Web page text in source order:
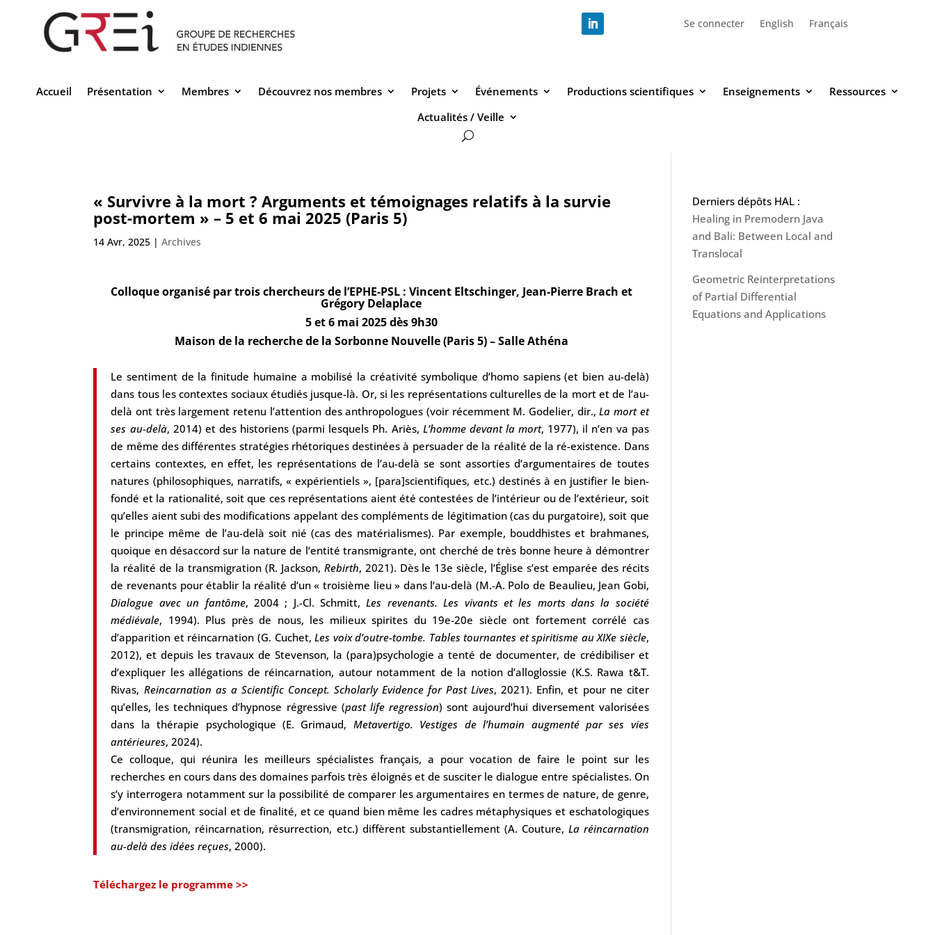
Se connecter English Français
Accueil Présentation Membres Découvrez nos membres Projets Événements Productions scientifiques Enseignements
Ressources
Actualités / Veille
« Survivre à la mort ? Arguments et témoignages relatifs à la survie
post-mortem » – 5 et 6 mai 2025 (Paris 5)
14 Avr, 2025 |Archives
Colloque organisé par trois chercheurs de l’EPHE-PSL : Vincent Eltschinger, Jean-Pierre Brach et
Grégory Delaplace
5 et 6 mai 2025 dès 9h30
Maison de la recherche de la Sorbonne Nouvelle (Paris 5) – Salle Athéna
Le sentiment de la finitude humaine a mobilisé la créativité symbolique d’homo sapiens (et bien au-delà)
dans tous les contextes sociaux étudiés jusque-là. Or, si les représentations culturelles de la mort et de l’au-
delà ont très largement retenu l’attention des anthropologues (voir récemment M. Godelier, dir.,La mort et
ses au-delà, 2014) et des historiens (parmi lesquels Ph. Ariès, L’homme devant la mort, 1977), il n’en va pas
de même des différentes stratégies rhétoriques destinées à persuader de la réalité de la ré-existence. Dans
certains contextes, en effet, les représentations de l’au-delà se sont assorties d’argumentaires de toutes
natures (philosophiques, narratifs, « expérientiels », [para]scientifiques, etc.) destinés à en justifier le bien-
fondé et la rationalité, soit que ces représentations aient été contestées de l’intérieur ou de l’extérieur, soit
qu’elles aient subi des modifications appelant des compléments de légitimation (cas du purgatoire), soit que
le principe même de l’au-delà soit nié (cas des matérialismes). Par exemple, bouddhistes et brahmanes,
quoique en désaccord sur la nature de l’entité transmigrante, ont cherché de très bonne heure à démontrer
la réalité de la transmigration (R. Jackson, Rebirth, 2021). Dès le 13e siècle, l’Église s’est emparée des récits
de revenants pour établir la réalité d’un « troisième lieu » dans l’au-delà (M.-A. Polo de Beaulieu, Jean Gobi,
Dialogue avec un fantôme, 2004 ; J.-Cl. Schmitt,Les revenants. Les vivants et les morts dans la société
médiévale, 1994). Plus près de nous, les milieux spirites du 19e-20e siècle ont fortement corrélé cas
d’apparition et réincarnation (G. Cuchet,Les voix d’outre-tombe. Tables tournantes et spiritisme au XIXe siècle,
2012), et depuis les travaux de Stevenson, la (para)psychologie a tenté de documenter, de crédibiliser et
d’expliquer les allégations de réincarnation, autour notamment de la notion d’alloglossie (K.S. Rawa t&T.
Rivas, Reincarnation as a Scientific Concept. Scholarly Evidence for Past Lives, 2021). Enfin, et pour ne citer
qu’elles, les techniques d’hypnose régressive (past life regression) sont aujourd’hui diversement valorisées
dans la thérapie psychologique (E. Grimaud, Metavertigo. Vestiges de l’humain augmenté par ses vies
antérieures, 2024).
Ce colloque, qui réunira les meilleurs spécialistes français, a pour vocation de faire le point sur les
recherches en cours dans des domaines parfois très éloignés et de susciter le dialogue entre spécialistes. On
s’y interrogera notamment sur la possibilité de comparer les argumentaires en termes de nature, de genre,
d’environnement social et de finalité, et ce quand bien même les cadres métaphysiques et eschatologiques
(transmigration, réincarnation, résurrection, etc.) diffèrent substantiellement (A. Couture, La réincarnation
au-delà des idées reçues, 2000).
Téléchargez le programme >>
Derniers dépôts HAL :
Healing in Premodern Java
and Bali: Between Local and
Translocal
Geometric Reinterpretations
of Partial Differential
Equations and Applications